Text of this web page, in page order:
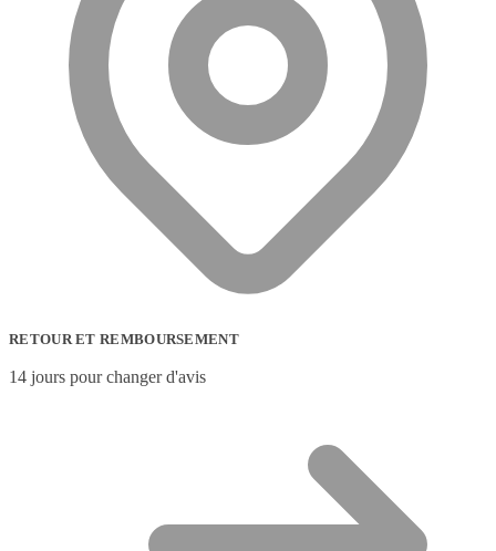
RETOUR ET REMBOURSEMENT
14 jours pour changer d'avis